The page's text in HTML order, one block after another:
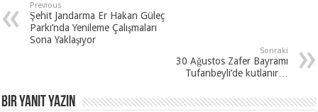
Previous
Şehit Jandarma Er Hakan Güleç
Parkı’nda Yenileme Çalışmaları
Sona Yaklaşıyor
Sonraki
30 Ağustos Zafer Bayramı
Tufanbeyli’de kutlanır…
Bir yanıt yazın